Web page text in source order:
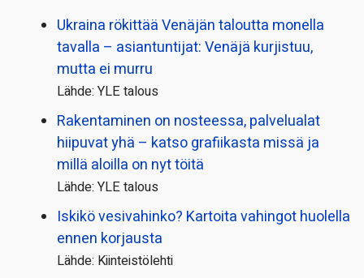
Ukraina rökittää Venäjän taloutta monella
tavalla – asiantuntijat: Venäjä kurjistuu,
mutta ei murru
Lähde: YLE talous
Rakentaminen on nosteessa, palvelualat
hiipuvat yhä – katso grafiikasta missä ja
millä aloilla on nyt töitä
Lähde: YLE talous
Iskikö vesivahinko? Kartoita vahingot huolella
ennen korjausta
Lähde: Kiinteistölehti